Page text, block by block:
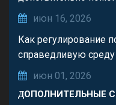
июн 16, 2026
Как регулирование
справедливую среду
июн 01, 2026
ДОПОЛНИТЕЛЬНЫЕ